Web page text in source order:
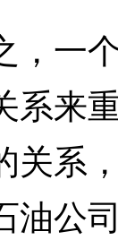
一个
系来
关系
油公